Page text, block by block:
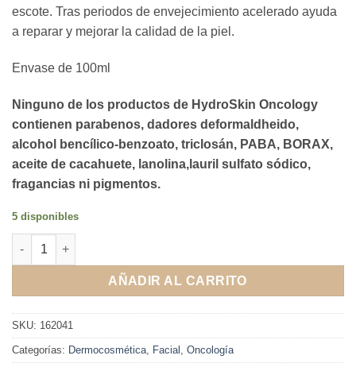
escote. Tras periodos de envejecimiento acelerado ayuda
a reparar y mejorar la calidad de la piel.
Envase de 100ml
Ninguno de los productos de HydroSkin Oncology
contienen parabenos, dadores deformaldheido,
alcohol bencílico-benzoato, triclosán, PABA, BORAX,
aceite de cacahuete, lanolina,lauril sulfato sódico,
fragancias ni pigmentos.
5 disponibles
Return RH Cream HYDROSKIN ONCOLOGY 100 mL cantidad
AÑADIR AL CARRITO
SKU: 162041
Categorías: Dermocosmética Facial Oncología